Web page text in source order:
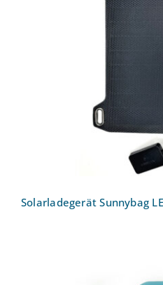
Solarladegerät
Solarladegerät Sunnybag